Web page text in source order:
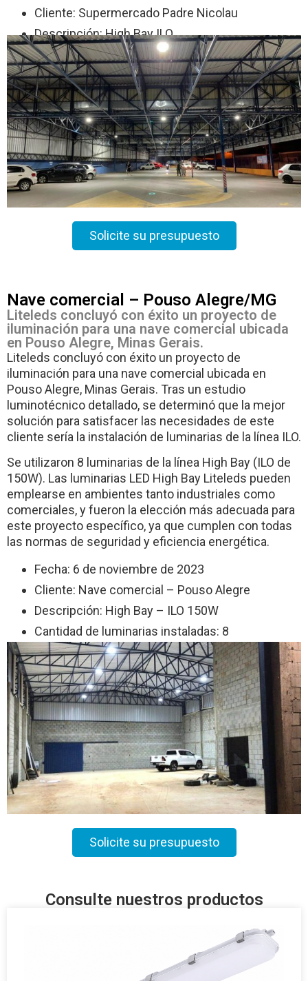
Cliente: Supermercado Padre Nicolau
Descripción: High Bay ILO
Cantidad de luminarias instaladas: 45
Solicite su presupuesto
Nave comercial – Pouso Alegre/MG
Liteleds concluyó con éxito un proyecto de
iluminación para una nave comercial ubicada
en Pouso Alegre, Minas Gerais.
Liteleds concluyó con éxito un proyecto de
iluminación para una nave comercial ubicada en
Pouso Alegre, Minas Gerais. Tras un estudio
luminotécnico detallado, se determinó que la mejor
solución para satisfacer las necesidades de este
cliente sería la instalación de luminarias de la línea ILO.
Se utilizaron 8 luminarias de la línea High Bay (ILO de
150W). Las luminarias LED High Bay Liteleds pueden
emplearse en ambientes tanto industriales como
comerciales, y fueron la elección más adecuada para
este proyecto específico, ya que cumplen con todas
las normas de seguridad y eficiencia energética.
Fecha: 6 de noviembre de 2023
Cliente: Nave comercial – Pouso Alegre
Descripción: High Bay – ILO 150W
Cantidad de luminarias instaladas: 8
Solicite su presupuesto
Consulte nuestros productos